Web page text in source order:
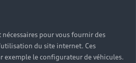
nécessaires pour vous fournir des
du site internet. Ces
exemple le configurateur de véhicules.